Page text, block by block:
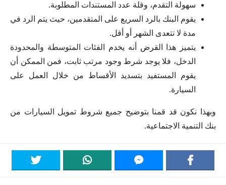
سهولة التقدم، وقلة عدد المستندات المطلوبة.
يقوم البنك بالرد السريع على المتقدمين، حيث يتم الرد في
مدة لا تتعدى الشهر أو أقل.
يتميز هذا القرض أنه يخدم الفئات المتوسطة والمحدودة
الدخل، فلا يوجد شرط وجود مرتب ثابت، فمن الممكن أن
يقوم المستفيد بتسديد الأقساط من خلال العمل على
السيارة.
وبهذا نكون قد قمنا بتوضيح جميع شروط تمويل السيارات من
بنك التنمية الاجتماعية.